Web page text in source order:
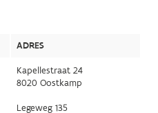
ADRES
Kapellestraat 24
8020 Oostkamp
Legeweg 135